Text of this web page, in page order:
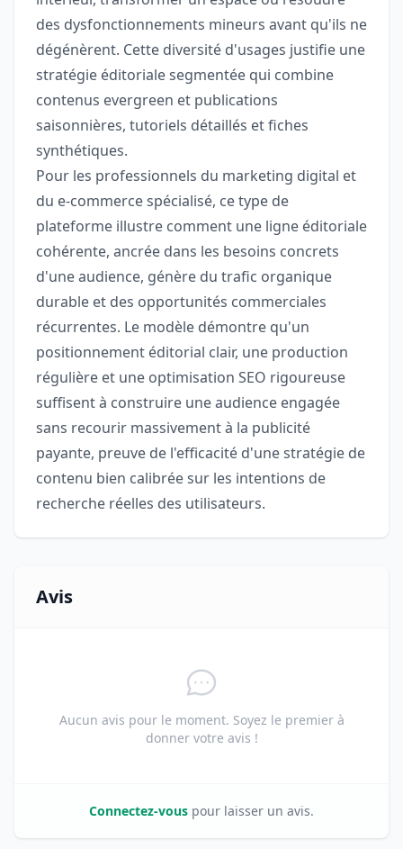
des dysfonctionnements mineurs avant qu'ils ne
dégénèrent. Cette diversité d'usages justifie une
stratégie éditoriale segmentée qui combine
contenus evergreen et publications
saisonnières, tutoriels détaillés et fiches
synthétiques.
Pour les professionnels du marketing digital et
du e-commerce spécialisé, ce type de
plateforme illustre comment une ligne éditoriale
cohérente, ancrée dans les besoins concrets
d'une audience, génère du trafic organique
durable et des opportunités commerciales
récurrentes. Le modèle démontre qu'un
positionnement éditorial clair, une production
régulière et une optimisation SEO rigoureuse
suffisent à construire une audience engagée
sans recourir massivement à la publicité
payante, preuve de l'efficacité d'une stratégie de
contenu bien calibrée sur les intentions de
recherche réelles des utilisateurs.
Avis
Aucun avis pour le moment. Soyez le premier à
donner votre avis !
Connectez-vous pour laisser un avis.